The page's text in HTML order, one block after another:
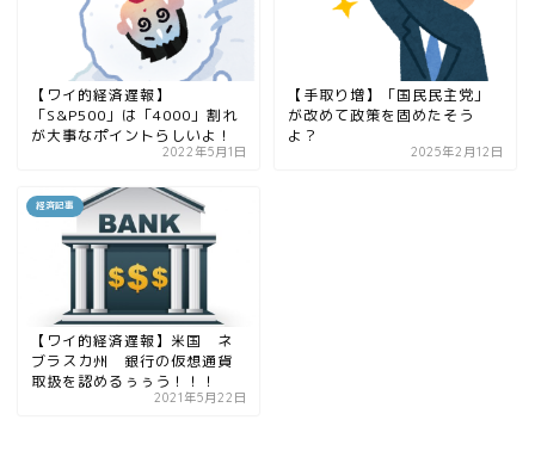
【ワイ的経済遅報】
「S&P500」は「4000」割れ
が大事なポイントらしいよ！
2022年5月1日
【手取り増】「国民民主党」
が改めて政策を固めたそう
よ？
2025年2月12日
経済記事
【ワイ的経済遅報】米国 ネ
ブラスカ州 銀行の仮想通貨
取扱を認めるぅぅう！！！
2021年5月22日